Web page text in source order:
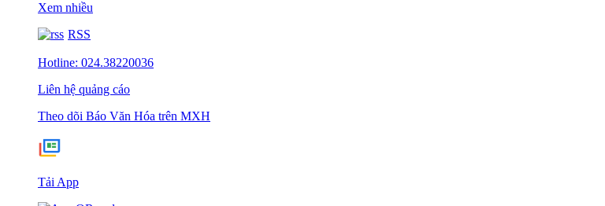
Xem nhiều
RSS
Hotline: 024.38220036
Liên hệ quảng cáo
Theo dõi Báo Văn Hóa trên MXH
Tải App